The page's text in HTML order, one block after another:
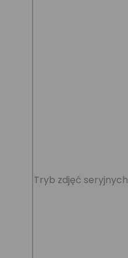
Tryb zdjęć seryjnych